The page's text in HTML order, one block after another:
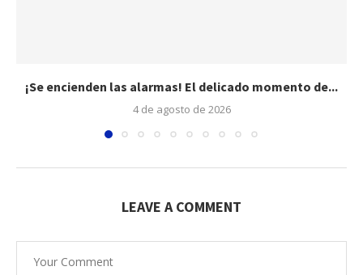
¡Se encienden las alarmas! El delicado momento de...
4 de agosto de 2026
LEAVE A COMMENT